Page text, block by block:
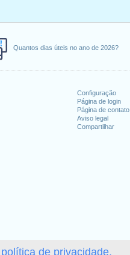
política de privacidade.
Quantos dias úteis no ano de 2026?
Configuração
Página de login
Página de contato
Aviso legal
Compartilhar